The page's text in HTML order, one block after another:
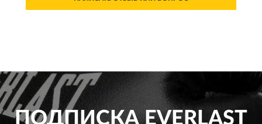
ПОДПИСКАEVERLAST